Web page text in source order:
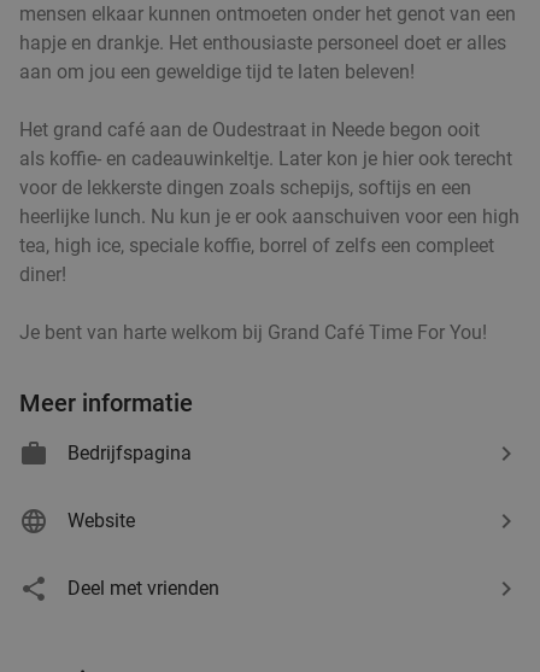
mensen elkaar kunnen ontmoeten onder het genot van een
hapje en drankje. Het enthousiaste personeel doet er alles
aan om jou een geweldige tijd te laten beleven!
Het grand café aan de Oudestraat in Neede begon ooit
als koffie- en cadeauwinkeltje. Later kon je hier ook terecht
voor de lekkerste dingen zoals schepijs, softijs en een
heerlijke lunch. Nu kun je er ook aanschuiven voor een high
tea, high ice, speciale koffie, borrel of zelfs een compleet
diner!
Je bent van harte welkom bij Grand Café Time For You!
Meer informatie
Bedrijfspagina
Website
Deel met vrienden